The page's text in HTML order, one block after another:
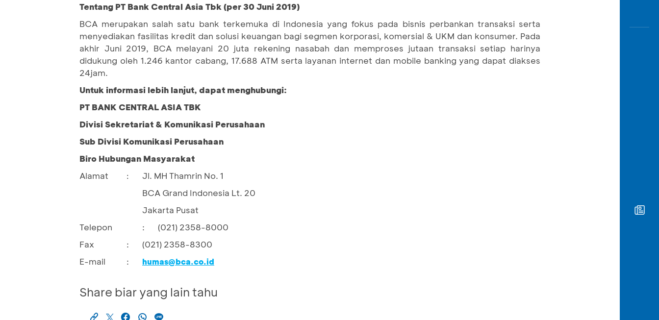
Tentang PT Bank Central Asia Tbk (per 30 Juni 2019)
BCA merupakan salah satu bank terkemuka di Indonesia yang fokus pada bisnis perbankan transaksi serta
menyediakan fasilitas kredit dan solusi keuangan bagi segmen korporasi, komersial & UKM dan konsumer. Pada
akhir Juni 2019, BCA melayani 20 juta rekening nasabah dan memproses jutaan transaksi setiap harinya
didukung oleh 1.246 kantor cabang, 17.688 ATM serta layanan internet dan mobile banking yang dapat diakses
24jam.
Untuk informasi lebih lanjut, dapat menghubungi:
PT BANK CENTRAL ASIA TBK
Divisi Sekretariat & Komunikasi Perusahaan
Sub Divisi Komunikasi Perusahaan
Biro Hubungan Masyarakat
Alamat
:
Jl. MH Thamrin No. 1
BCA Grand Indonesia Lt. 20
Jakarta Pusat
Telepon
:
(021) 2358-8000
Fax
:
(021) 2358-8300
E-mail
: humas@bca.co.id
Share biar yang lain tahu